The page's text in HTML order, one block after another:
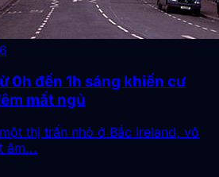
0h đến 1h sáng khiến cư
mất ngủ
thị trấn nhỏ ở Bắc Ireland, vô
âm...